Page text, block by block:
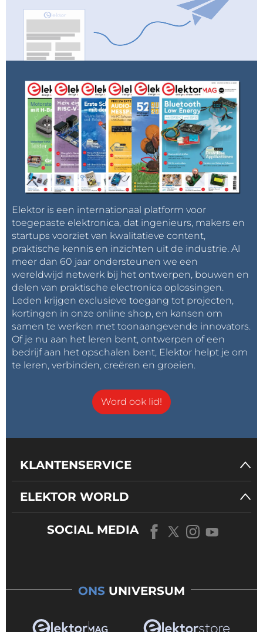
Elektor is een internationaal platform voor
toegepaste elektronica, dat ingenieurs, makers en
startups voorziet van kwalitatieve content,
praktische kennis en inzichten uit de industrie. Al
meer dan 60 jaar ondersteunen we een
wereldwijd netwerk bij het ontwerpen, bouwen en
delen van praktische electronica oplossingen.
Leden krijgen exclusieve toegang tot projecten,
kortingen in onze online shop, en kansen om
samen te werken met toonaangevende innovators.
Of je nu aan het leren bent, ontwerpen of een
bedrijf aan het opschalen bent, Elektor helpt je om
te leren, verbinden, creëren en groeien.
Word ook lid!
KLANTENSERVICE
ELEKTOR WORLD
SOCIAL MEDIA
ONS UNIVERSUM